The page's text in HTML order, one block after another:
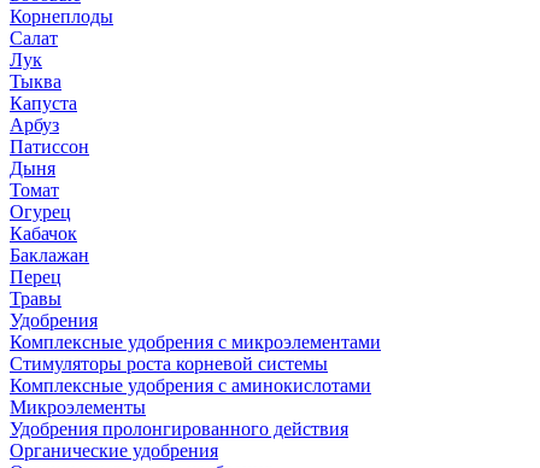
Корнеплоды
Салат
Лук
Тыква
Капуста
Арбуз
Патиссон
Дыня
Томат
Огурец
Кабачок
Баклажан
Перец
Травы
Удобрения
Комплексные удобрения с микроэлементами
Стимуляторы роста корневой системы
Комплексные удобрения с аминокислотами
Микроэлементы
Удобрения пролонгированного действия
Органические удобрения